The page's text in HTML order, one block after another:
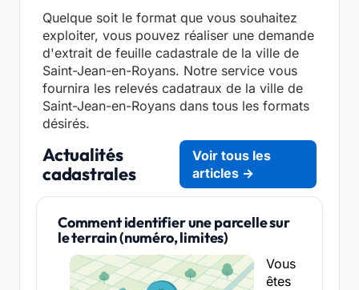
Quelque soit le format que vous souhaitez
exploiter, vous pouvez réaliser une demande
d'extrait de feuille cadastrale de la ville de
Saint-Jean-en-Royans. Notre service vous
fournira les relevés cadatraux de la ville de
Saint-Jean-en-Royans dans tous les formats
désirés.
Actualités
cadastrales
Voir tous les
articles →
Comment identifier une parcelle sur
le terrain (numéro, limites)
Vous
êtes